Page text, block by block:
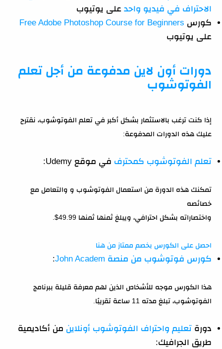
الاحتراف في فيديو واحد على يوتيوب
كورس Free Adobe Photoshop Course for Beginners
على يوتيوب
دورات أون لاين مدفوعة من أجل تعلم
الفوتوشوب
إذا كنت ترغب بالاستثمار بشكل أكبر في تعلم الفوتوشوب، نقترح
عليك هذه الدورات المدفوعة:
تعلم الفوتوشوب كمحترف في موقع Udemy:
تمكنك هذه الدورة من استعمال الفوتوشوب و والتعامل مع
خصائصه
واختصاراته بشكل احترافي، ويبلغ ثمنها ثمنها 49.99$.
احصل على الكورس بخصم ممتاز من هنا
كورس فوتوشوب من منصة John Academ :
هذا الكورس موجه للأشخاص الذين لهم معرفة قليلة ببرنامج
الفوتوشوب، تبلغ مدته 11 ساعة تقريبًا.
دورةتعليم واحتراف الفوتوشوب أونلاين من أكاديمية
طريق الجرافيك: